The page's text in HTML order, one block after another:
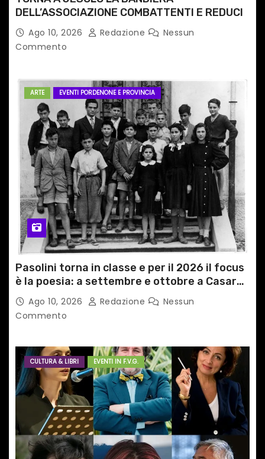
DELL’ASSOCIAZIONE COMBATTENTI E REDUCI
Ago 10, 2026 Redazione
Nessun
Commento
ARTE EVENTI PORDENONE E PROVINCIA
Pasolini torna in classe e per il 2026 il focus
è la poesia: a settembre e ottobre a Casarsa
(Pn) l’originale percorso per docenti delle
scuole medie e superiori
Ago 10, 2026 Redazione
Nessun
Commento
CULTURA & LIBRI EVENTI IN F.V.G.